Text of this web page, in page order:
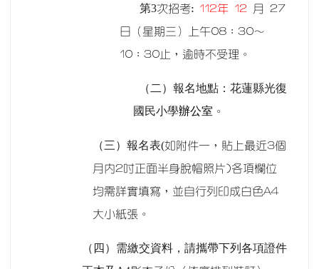
第3次招考:112年 12
月 27
日（星期三）上午08：30～
10：30止，逾時不受理。
（二）報名地點：花蓮縣光復
國民小學辦公室 。
（三）報名表(如附件一，貼上最近3個
月內2吋正面半身脫帽照片)各項欄位
均需詳實填寫，並自行列印成白色A4
大小紙張。
（四）需繳交資料，請攜帶下列各項證件